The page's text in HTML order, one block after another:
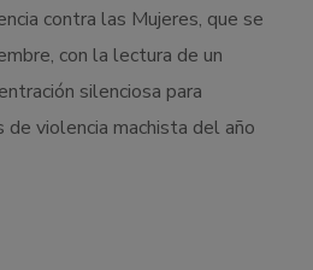
contra las Mujeres, que se
con la lectura de un
silenciosa para
de violencia machista del año